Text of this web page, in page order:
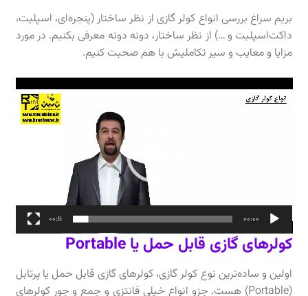
بریم سراغ بررسی انواع کولر گازی از نظر ساختار (پنجره‌ای، اسپلیت،
داکت‌اسپلیت و …) از نظر ساختار، دونه دونه معرفی بکنیم. در مورد
مزایا و معایب و سیر تکاملیش با هم صحبت کنیم.
نمایشگر
ویدیو
00:00
00:11
کولرهای گازی قابل حمل یا Portable
اولین و ساده‌ترین نوع کولر گازی، کولرهای گازی قابل حمل یا پرتابل
(Portable) هست. جزو انواع خیلی فانتزی و جمع و جور کولرهای